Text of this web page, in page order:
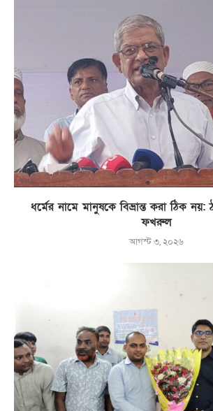
ধর্মের নামে মানুষকে বিভ্রান্ত করা ঠিক নয়:
ফখরুল
আগস্ট ৩, ২০২৬